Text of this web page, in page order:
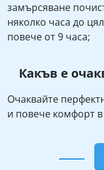
замърсяване
няколко часа до
повече от 9 часа;
Какъв е
Очаквайте
и повече комфорт